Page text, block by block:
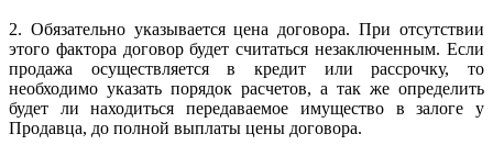
2. Обязательно указывается цена договора. При отсутствии
этого фактора договор будет считаться незаключенным. Если
продажа осуществляется в кредит или рассрочку, то
необходимо указать порядок расчетов, а так же определить
будет ли находиться передаваемое имущество в залоге у
Продавца, до полной выплаты цены договора.